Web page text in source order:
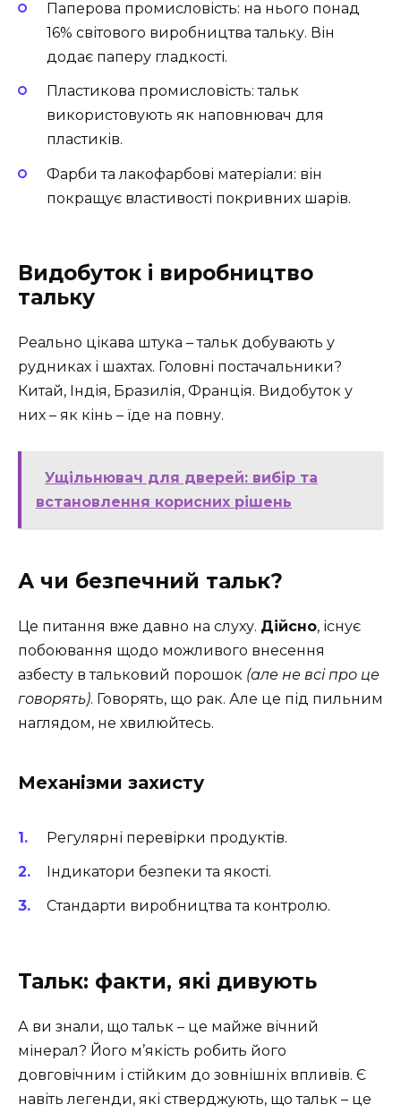
Паперова промисловість: на нього понад
16% світового виробництва тальку. Він
додає паперу гладкості.
Пластикова промисловість: тальк
використовують як наповнювач для
пластиків.
Фарби та лакофарбові матеріали: він
покращує властивості покривних шарів.
Видобуток і виробництво
тальку
Реально цікава штука – тальк добувають у
рудниках і шахтах. Головні постачальники?
Китай, Індія, Бразилія, Франція. Видобуток у
них – як кінь – їде на повну.
Ущільнювач для дверей: вибір та
встановлення корисних рішень
А чи безпечний тальк?
Це питання вже давно на слуху. Дійсно, існує
побоювання щодо можливого внесення
азбесту в тальковий порошок (але не всі про це
говорять). Говорять, що рак. Але це під пильним
наглядом, не хвилюйтесь.
Механізми захисту
Регулярні перевірки продуктів.
Індикатори безпеки та якості.
Стандарти виробництва та контролю.
Тальк: факти, які дивують
А ви знали, що тальк – це майже вічний
мінерал? Його м’якість робить його
довговічним і стійким до зовнішніх впливів. Є
навіть легенди, які стверджують, що тальк – це